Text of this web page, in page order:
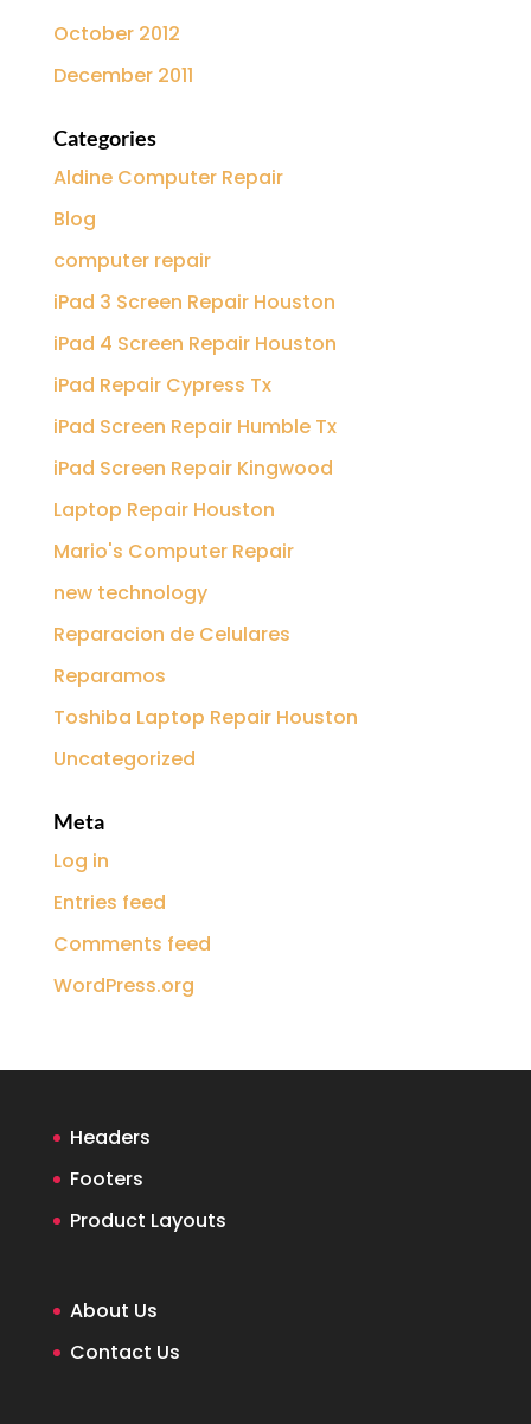
October 2012
December 2011
Categories
Aldine Computer Repair
Blog
computer repair
iPad 3 Screen Repair Houston
iPad 4 Screen Repair Houston
iPad Repair Cypress Tx
iPad Screen Repair Humble Tx
iPad Screen Repair Kingwood
Laptop Repair Houston
Mario's Computer Repair
new technology
Reparacion de Celulares
Reparamos
Toshiba Laptop Repair Houston
Uncategorized
Meta
Log in
Entries feed
Comments feed
WordPress.org
Headers
Footers
Product Layouts
About Us
Contact Us